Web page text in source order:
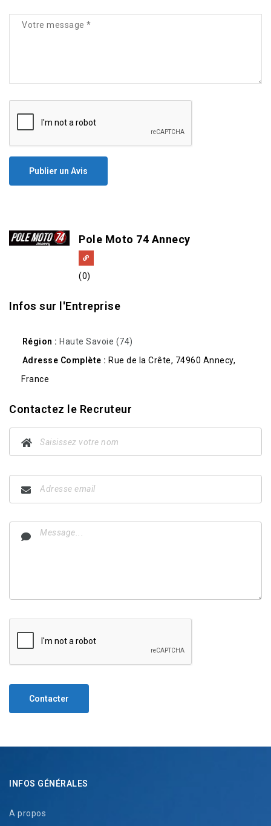
Publier un Avis
Pole Moto 74 Annecy
(0)
Infos sur l'Entreprise
Région
Haute Savoie (74)
Adresse Complète
Rue de la Crête, 74960 Annecy,
France
Contactez le Recruteur
Contacter
INFOS GÉNÉRALES
A propos